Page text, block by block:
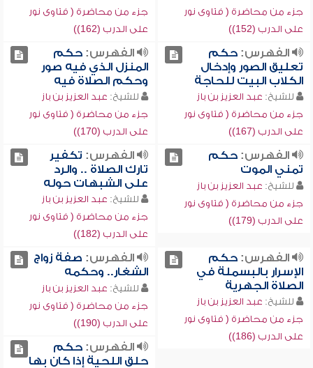
جزء من محاضرة ( فتاوى نور
على الدرب (152))
جزء من محاضرة ( فتاوى نور
على الدرب (162))
الفهرس:حكم
تعليق الصور وإدخال
الكلاب البيت للحاجة
للشيخ: عبد العزيز بن باز
جزء من محاضرة ( فتاوى نور
على الدرب (167))
الفهرس:حكم
المنزل الذي فيه صور
وحكم الصلاة فيه
للشيخ: عبد العزيز بن باز
جزء من محاضرة ( فتاوى نور
على الدرب (170))
الفهرس:حكم
تمني الموت
للشيخ: عبد العزيز بن باز
جزء من محاضرة ( فتاوى نور
على الدرب (179))
الفهرس: تكفير
تارك الصلاة .. والرد
على الشبهات حوله
للشيخ: عبد العزيز بن باز
جزء من محاضرة ( فتاوى نور
على الدرب (182))
الفهرس:حكم
الإسرار بالبسملة في
الصلاة الجهرية
للشيخ: عبد العزيز بن باز
جزء من محاضرة ( فتاوى نور
على الدرب (186))
الفهرس: صفة زواج
الشغار.. وحكمه
للشيخ: عبد العزيز بن باز
جزء من محاضرة ( فتاوى نور
على الدرب (190))
الفهرس:حكم
حلق اللحية إذا كان بها